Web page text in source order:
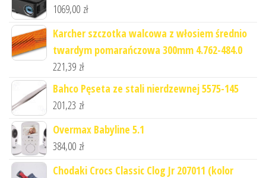
1069,00 zł
Karcher szczotka walcowa z włosiem średnio
twardym pomarańczowa 300mm 4.762-484.0
221,39 zł
Bahco Pęseta ze stali nierdzewnej 5575-145
201,23 zł
Overmax Babyline 5.1
384,00 zł
Chodaki Crocs Classic Clog Jr 207011 (kolor